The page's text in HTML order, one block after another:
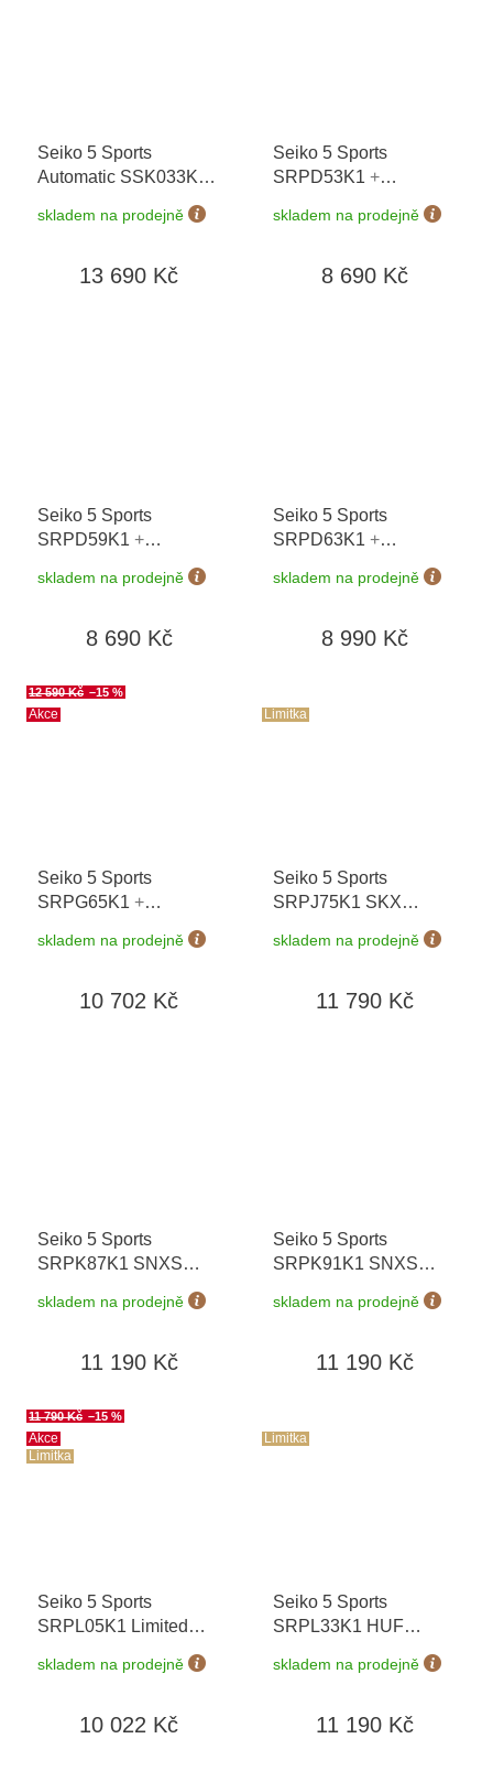
Seiko 5 Sports
Automatic SSK033K1
prodloužená záruka 5
skladem na prodejně
13 690 Kč
Seiko 5 Sports
SRPD53K1 +
prodloužená záruka 5
let + možnost výměny
skladem na prodejně
8 690 Kč
Seiko 5 Sports
SRPD59K1 +
prodloužená záruka 5
let + možnost výměny
skladem na prodejně
8 690 Kč
Seiko 5 Sports
SRPD63K1 +
prodloužená záruka 5
let + možnost výměny
skladem na prodejně
8 990 Kč
Akce
12 590 Kč –15 %
Seiko 5 Sports
SRPG65K1 +
prodloužená záruka 5
let + možnost výměny
skladem na prodejně
10 702 Kč
Limitka
Seiko 5 Sports
SRPJ75K1 SKX
Cub Limited Edition
skladem na prodejně
11 790 Kč
Seiko 5 Sports
SRPK87K1 SNXS
prodloužená záruka 5
do 90 dní
skladem na prodejně
11 190 Kč
Seiko 5 Sports
SRPK91K1 SNXS
prodloužená záruka 5
do 90 dní
skladem na prodejně
11 190 Kč
Akce
Limitka
11 790 Kč –15 %
Seiko 5 Sports
SRPL05K1 Limited
náhradní řemínek+
let + možnost výměny
skladem na prodejně
10 022 Kč
Limitka
Seiko 5 Sports
SRPL33K1 HUF
Limited Edition 7000 ks
+ prodloužená záruka
do 90 dní
skladem na prodejně
11 190 Kč